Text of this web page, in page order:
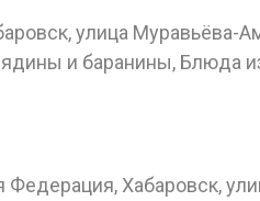
улица Муравьёва-
и баранины, Блюда
Амурского, 7
Федерация, Хабаровск,